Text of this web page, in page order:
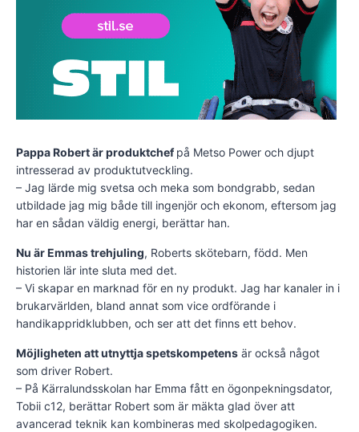
Pappa Robert är produktchefpå Metso Power och djupt
intresserad av produktutveckling.
– Jag lärde mig svetsa och meka som bondgrabb, sedan
utbildade jag mig både till ingenjör och ekonom, eftersom jag
har en sådan väldig energi, berättar han.
Nu är Emmas trehjuling, Roberts skötebarn, född. Men
historien lär inte sluta med det.
– Vi skapar en marknad för en ny produkt. Jag har kanaler in i
brukarvärlden, bland annat som vice ordförande i
handikappridklubben, och ser att det finns ett behov.
Möjligheten att utnyttja spetskompetens är också något
som driver Robert.
– På Kärralundsskolan har Emma fått en ögonpekningsdator,
Tobii c12, berättar Robert som är mäkta glad över att
avancerad teknik kan kombineras med skolpedagogiken.